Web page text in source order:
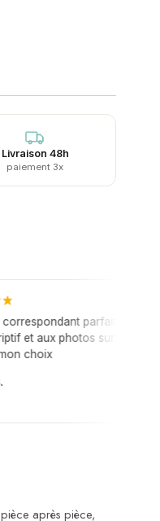
Livraison 48h
paiement 3x
parfaitement
et aux photos sur le site.
choix
après pièce,